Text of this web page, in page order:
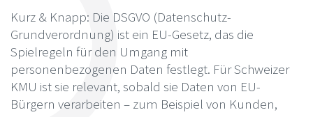
Kurz & Knapp: Die DSGVO (Datenschutz-
Grundverordnung) ist ein EU-Gesetz, das die
Spielregeln für den Umgang mit
personenbezogenen Daten festlegt. Für Schweizer
KMU ist sie relevant, sobald sie Daten von EU-
Bürgern verarbeiten – zum Beispiel von Kunden,